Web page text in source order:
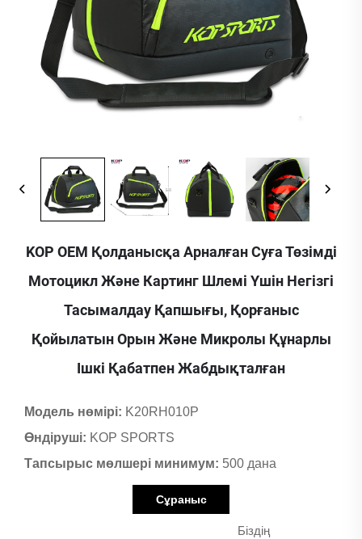
KOP OEM Қолданысқа Арналған Суға Төзімді
Мотоцикл Және Картинг Шлемі Үшін Негізгі
Тасымалдау Қапшығы, Қорғаныс
Қойылатын Орын Және Микролы Құнарлы
Ішкі Қабатпен Жабдықталған
Модель нөмірі: K20RH010P
Өндіруші: KOP SPORTS
Тапсырыс мөлшері минимум: 500 дана
Сұраныс
Біздің